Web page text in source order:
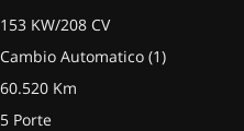
153 KW/208 CV
Cambio Automatico (1)
60.520 Km
5 Porte